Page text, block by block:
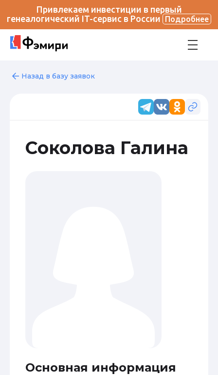
Привлекаем инвестиции в первый
генеалогический IT-сервис в России
Подробнее
Назад в базу заявок
Соколова Галина
Основная информация